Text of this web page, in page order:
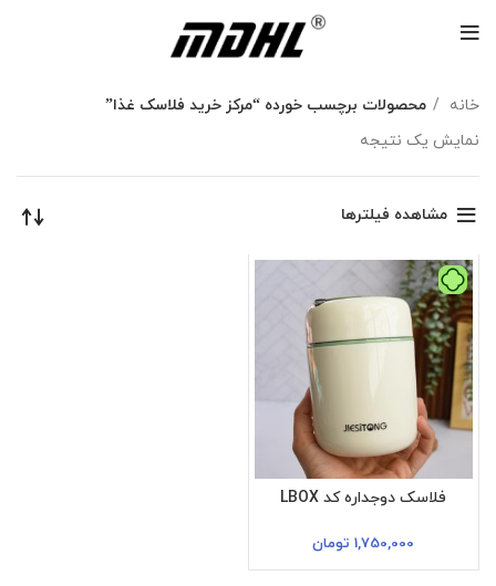
خانه
محصولات برچسب خورده “مرکز خرید فلاسک غذا”
نمایش یک نتیجه
مشاهده فیلترها
فلاسک دوجداره کد LBOX
1,750,000 تومان